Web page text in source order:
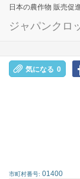
日本の農作物 販売促
ジャパンクロ
気になる 0
市町村番号: 01400